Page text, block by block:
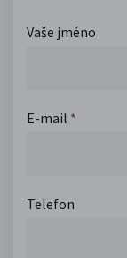
Vaše jméno
E-mail *
Telefon